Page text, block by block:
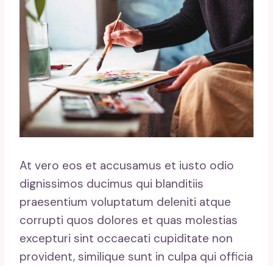
At vero eos et accusamus et iusto odio
dignissimos ducimus qui blanditiis
praesentium voluptatum deleniti atque
corrupti quos dolores et quas molestias
excepturi sint occaecati cupiditate non
provident, similique sunt in culpa qui officia